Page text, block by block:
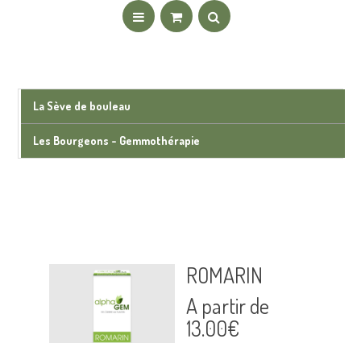
La Sève de bouleau
Les Bourgeons - Gemmothérapie
ROMARIN
A partir de
13.00€